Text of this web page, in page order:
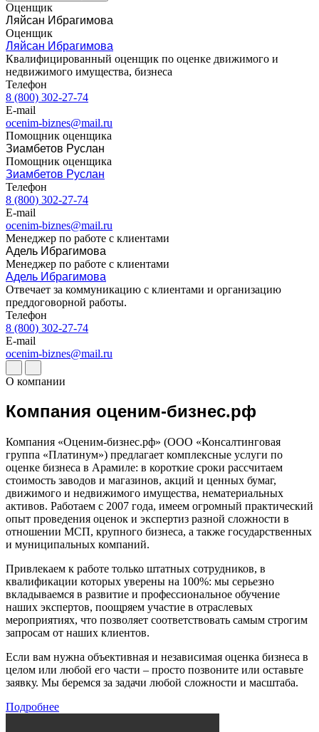
Оценщик
Ляйсан Ибрагимова
Оценщик
Ляйсан Ибрагимова
Квалифицированный оценщик по оценке движимого и
недвижимого имущества, бизнеса
Телефон
8 (800) 302-27-74
E-mail
ocenim-biznes@mail.ru
Помощник оценщика
Зиамбетов Руслан
Помощник оценщика
Зиамбетов Руслан
Телефон
8 (800) 302-27-74
E-mail
ocenim-biznes@mail.ru
Менеджер по работе с клиентами
Адель Ибрагимова
Менеджер по работе с клиентами
Адель Ибрагимова
Отвечает за коммуникацию с клиентами и организацию
преддоговорной работы.
Телефон
8 (800) 302-27-74
E-mail
ocenim-biznes@mail.ru
О компании
Компания оценим-бизнес.рф
Компания «Оценим-бизнес.рф» (ООО «Консалтинговая
группа «Платинум») предлагает комплексные услуги по
оценке бизнеса в Арамиле: в короткие сроки рассчитаем
стоимость заводов и магазинов, акций и ценных бумаг,
движимого и недвижимого имущества, нематериальных
активов. Работаем с 2007 года, имеем огромный практический
опыт проведения оценок и экспертиз разной сложности в
отношении МСП, крупного бизнеса, а также государственных
и муниципальных компаний.
Привлекаем к работе только штатных сотрудников, в
квалификации которых уверены на 100%: мы серьезно
вкладываемся в развитие и профессиональное обучение
наших экспертов, поощряем участие в отраслевых
мероприятиях, что позволяет соответствовать самым строгим
запросам от наших клиентов.
Если вам нужна объективная и независимая оценка бизнеса в
целом или любой его части – просто позвоните или оставьте
заявку. Мы беремся за задачи любой сложности и масштаба.
Подробнее
Вязники
Вязьма
Вятские Поляны
Гай
Гатчина
Геленджик
Георгиевск
Глазов
Горно-Алтайск
Городец
Горячий Ключ
Грозный
Губаха
Губкин
Губкинский
Гуково
Гулькевичи
Гусев
Гусь-Хрустальный
Дедовск
Дербент
Джанкой
Дзержинский
Дмитров
Домодедово
Донецк
Дубна
Дюртюли
Евпатория
Егорьевск
Ейск
Екатеринбург
Елабуга
Елец
Енисейск
Ессентуки
Железногорск
Жуковский